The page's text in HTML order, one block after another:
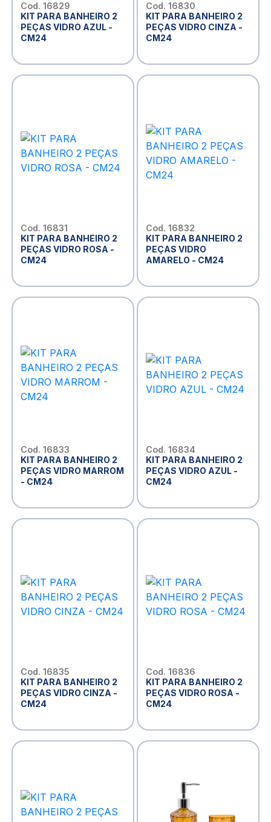
Cod. 16829
KIT PARA BANHEIRO 2
PEÇAS VIDRO AZUL -
CM24
Cod. 16830
KIT PARA BANHEIRO 2
PEÇAS VIDRO CINZA -
CM24
Cod. 16831
KIT PARA BANHEIRO 2
PEÇAS VIDRO ROSA -
CM24
Cod. 16832
KIT PARA BANHEIRO 2
PEÇAS VIDRO
AMARELO - CM24
Cod. 16833
KIT PARA BANHEIRO 2
PEÇAS VIDRO MARROM
- CM24
Cod. 16834
KIT PARA BANHEIRO 2
PEÇAS VIDRO AZUL -
CM24
Cod. 16835
KIT PARA BANHEIRO 2
PEÇAS VIDRO CINZA -
CM24
Cod. 16836
KIT PARA BANHEIRO 2
PEÇAS VIDRO ROSA -
CM24